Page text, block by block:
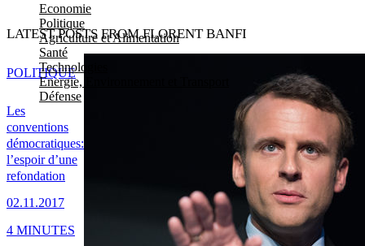
Economie
Politique
Agriculture et Alimentation
Santé
Technologies
Energie, Environnement et Transport
Défense
LATEST POSTS FROM FLORENT BANFI
Les
conventions
démocratiques:
l’espoir d’une
refondation
02.11.2017
POLITIQUE
4 MINUTES